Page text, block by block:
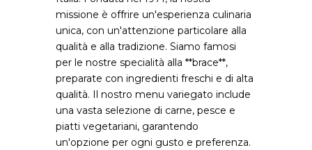
missione è offrire un'esperienza culinaria
unica, con un'attenzione particolare alla
qualità e alla tradizione. Siamo famosi
per le nostre specialità alla **brace**,
preparate con ingredienti freschi e di alta
qualità. Il nostro menu variegato include
una vasta selezione di carne, pesce e
piatti vegetariani, garantendo
un'opzione per ogni gusto e preferenza.